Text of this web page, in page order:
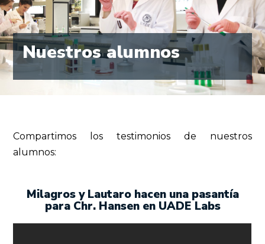
Nuestros alumnos
Compartimos los testimonios de nuestros
alumnos:
Milagros y Lautaro hacen una pasantía
para Chr. Hansen en UADE Labs